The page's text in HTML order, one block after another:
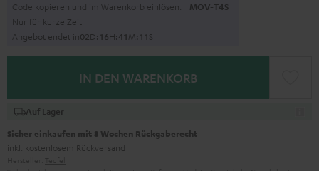
Code kopieren und im Warenkorb einlösen. MOV-T4S
Nur für kurze Zeit
Angebot endet in02D:16H:41M:10S
IN DEN WARENKORB
Auf Lager
Sicher einkaufen mit 8 Wochen Rückgaberecht
inkl. kostenlosem Rückversand